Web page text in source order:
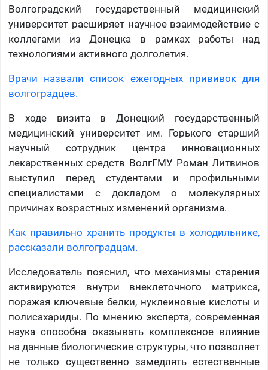
Волгоградский государственный медицинский
университет расширяет научное взаимодействие с
коллегами из Донецка в рамках работы над
технологиями активного долголетия.
Врачи назвали список ежегодных прививок для
волгоградцев.
В ходе визита в Донецкий государственный
медицинский университет им. Горького старший
научный сотрудник центра инновационных
лекарственных средств ВолгГМУ Роман Литвинов
выступил перед студентами и профильными
специалистами с докладом о молекулярных
причинах возрастных изменений организма.
Как правильно хранить продукты в холодильнике,
рассказали волгоградцам.
Исследователь пояснил, что механизмы старения
активируются внутри внеклеточного матрикса,
поражая ключевые белки, нуклеиновые кислоты и
полисахариды. По мнению эксперта, современная
наука способна оказывать комплексное влияние
на данные биологические структуры, что позволяет
не только существенно замедлять естественные